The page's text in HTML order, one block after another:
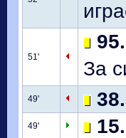
51'
За
49'
49'